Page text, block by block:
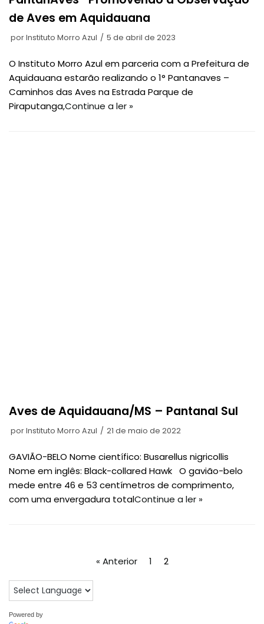
de Aves em Aquidauana
porInstituto Morro Azul 5 de abril de 2023
O Instituto Morro Azul em parceria com a Prefeitura de
Aquidauana estarão realizando o 1° Pantanaves –
Caminhos das Aves na Estrada Parque de
Piraputanga,Continue a ler »
Aves de Aquidauana/MS – Pantanal Sul
porInstituto Morro Azul 21 de maio de 2022
GAVIÃO-BELO Nome científico: Busarellus nigricollis
Nome em inglês: Black-collared Hawk O gavião-belo
mede entre 46 e 53 centímetros de comprimento,
com uma envergadura totalContinue a ler »
« Anterior 1 2
Powered by